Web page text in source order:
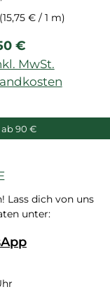
Maße:
cm
(15,75 € / 1 m)
Preis:
€
MwSt.
ab 90 €
Lass dich von uns
unter: